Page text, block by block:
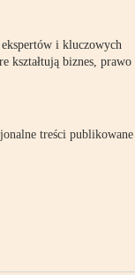
i kluczowych
kształtują biznes, prawo
treści publikowane